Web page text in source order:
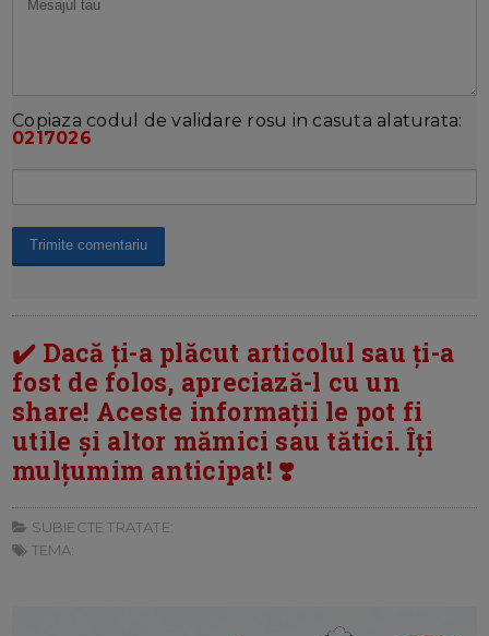
Copiaza codul de validare rosu in casuta alaturata:
0217026
✔️ Dacă ți-a plăcut articolul sau ți-a
fost de folos, apreciază-l cu un
share! Aceste informații le pot fi
utile și altor mămici sau tătici. Îți
mulțumim anticipat! ❣️
SUBIECTE TRATATE:
TEMA: